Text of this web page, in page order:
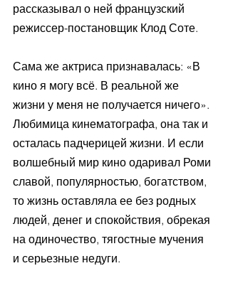
рассказывал о ней французский
режиссер-постановщик Клод Соте.
Сама же актриса признавалась: «В
кино я могу всё. В реальной же
жизни у меня не получается ничего».
Любимица кинематографа, она так и
осталась падчерицей жизни. И если
волшебный мир кино одаривал Роми
славой, популярностью, богатством,
то жизнь оставляла ее без родных
людей, денег и спокойствия, обрекая
на одиночество, тягостные мучения
и серьезные недуги.